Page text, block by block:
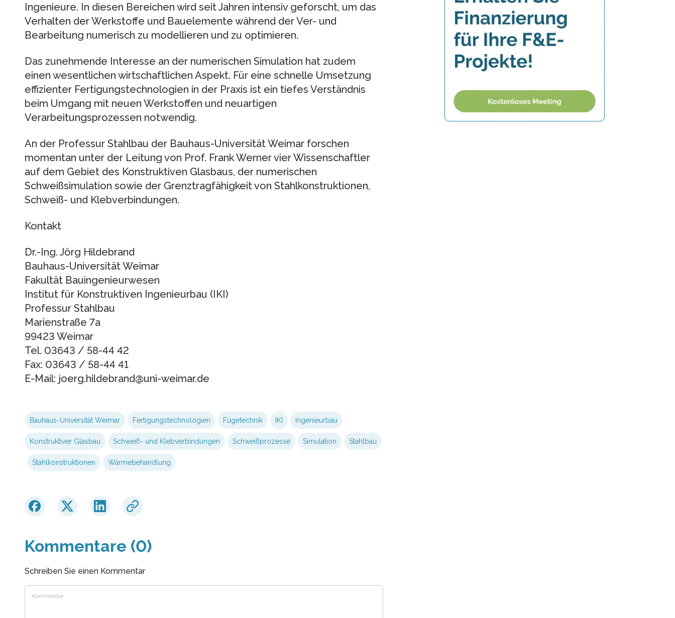
Ingenieure. In diesen Bereichen wird seit Jahren intensiv geforscht, um das
Verhalten der Werkstoffe und Bauelemente während der Ver- und
Bearbeitung numerisch zu modellieren und zu optimieren.
Das zunehmende Interesse an der numerischen Simulation hat zudem
einen wesentlichen wirtschaftlichen Aspekt. Für eine schnelle Umsetzung
effizienter Fertigungstechnologien in der Praxis ist ein tiefes Verständnis
beim Umgang mit neuen Werkstoffen und neuartigen
Verarbeitungsprozessen notwendig.
An der Professur Stahlbau der Bauhaus-Universität Weimar forschen
momentan unter der Leitung von Prof. Frank Werner vier Wissenschaftler
auf dem Gebiet des Konstruktiven Glasbaus, der numerischen
Schweißsimulation sowie der Grenztragfähigkeit von Stahlkonstruktionen,
Schweiß- und Klebverbindungen.
Kontakt
Dr.-Ing. Jörg Hildebrand
Bauhaus-Universität Weimar
Fakultät Bauingenieurwesen
Institut für Konstruktiven Ingenieurbau (IKI)
Professur Stahlbau
Marienstraße 7a
99423 Weimar
Tel. 03643 / 58-44 42
Fax: 03643 / 58-44 41
E-Mail: joerg.hildebrand@uni-weimar.de
Bauhaus-Universität Weimar Fertigungstechnologien Fügetechnik IKI Ingenieurbau
Konstruktiver Glasbau Schweiß- und Klebverbindungen Schweißprozesse Simulation Stahlbau
Stahlkonstruktionen Wärmebehandlung
Kommentare (0)
Schreiben Sie einen Kommentar